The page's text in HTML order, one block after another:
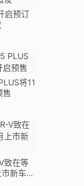
启预订
将11
售
致在等
新车预